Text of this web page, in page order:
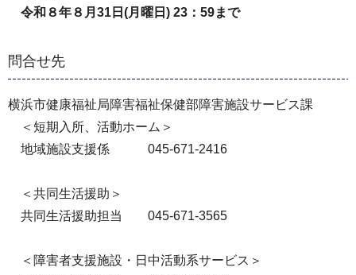
令和８年８月31日(月曜日) 23：59まで
問合せ先
横浜市健康福祉局障害福祉保健部障害施設サービス課
＜短期入所、活動ホーム＞
地域施設支援係 045-671-2416
＜共同生活援助＞
共同生活援助担当 045-671-3565
＜障害者支援施設・日中活動系サービス＞